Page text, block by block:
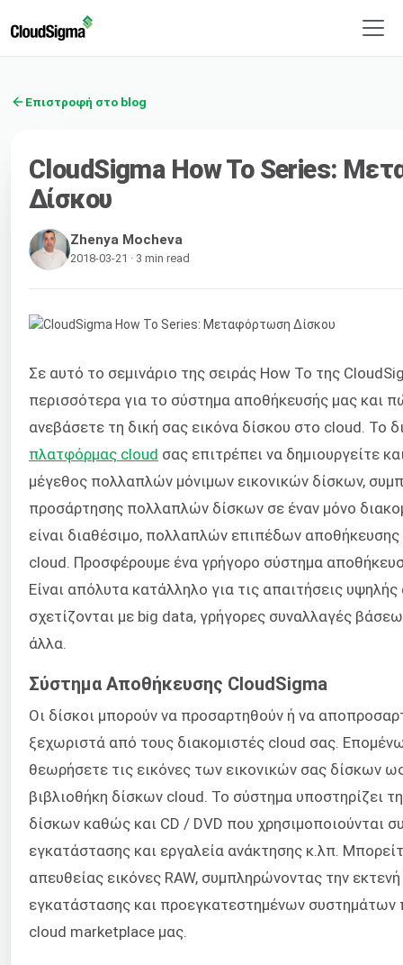
Επιστροφή στο blog
CloudSigma How To Series:
Δίσκου
Zhenya Mocheva
2018-03-21 · 3 min read
Σε αυτό το σεμινάριο της σειράς How To της
περισσότερα για το σύστημα αποθήκευσής μας και
ανεβάσετε τη δική σας εικόνα δίσκου στο cloud. Το
πλατφόρμας cloud σας επιτρέπει να δημιουργείτε
μέγεθος πολλαπλών μόνιμων εικονικών δίσκων,
προσάρτησης πολλαπλών δίσκων σε έναν μόνο
είναι διαθέσιμο, πολλαπλών επιπέδων αποθήκευσης
cloud. Προσφέρουμε ένα γρήγορο σύστημα
Είναι απόλυτα κατάλληλο για τις απαιτήσεις
σχετίζονται με big data, γρήγορες συναλλαγές
άλλα.
Σύστημα Αποθήκευσης CloudSigma
Οι δίσκοι μπορούν να προσαρτηθούν ή να
ξεχωριστά από τους διακομιστές cloud σας.
θεωρήσετε τις εικόνες των εικονικών σας δίσκων
βιβλιοθήκη δίσκων cloud. Το σύστημα υποστηρίζει
δίσκων καθώς και CD / DVD που χρησιμοποιούνται
εγκατάστασης και εργαλεία ανάκτησης κ.λπ.
απευθείας εικόνες RAW, συμπληρώνοντας την
εγκατάστασης και προεγκατεστημένων συστημάτων
cloud marketplace μας.